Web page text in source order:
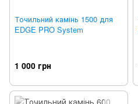
Точильний камінь 1500 для
EDGE PRO System
1 000 грн